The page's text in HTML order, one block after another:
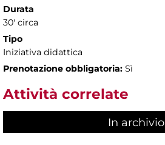
Durata
30' circa
Tipo
Iniziativa didattica
Prenotazione obbligatoria: Sì
Attività correlate
In archivio